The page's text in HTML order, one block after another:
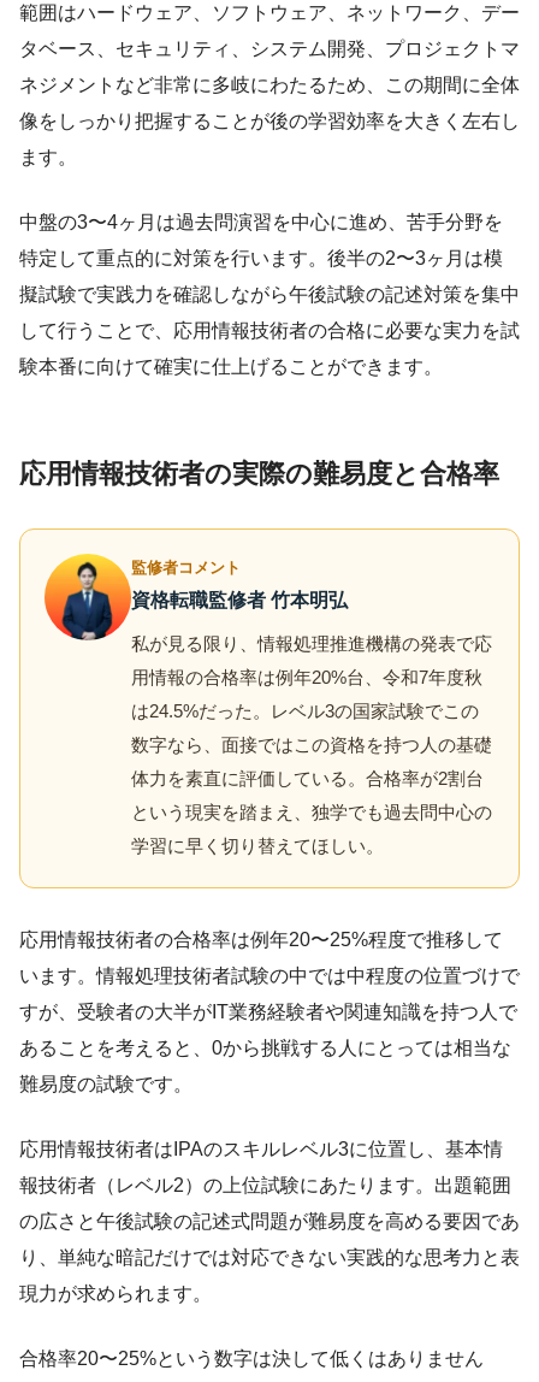
範囲はハードウェア、ソフトウェア、ネットワーク、デー
タベース、セキュリティ、システム開発、プロジェクトマ
ネジメントなど非常に多岐にわたるため、この期間に全体
像をしっかり把握することが後の学習効率を大きく左右し
ます。
中盤の3〜4ヶ月は過去問演習を中心に進め、苦手分野を
特定して重点的に対策を行います。後半の2〜3ヶ月は模
擬試験で実践力を確認しながら午後試験の記述対策を集中
して行うことで、応用情報技術者の合格に必要な実力を試
験本番に向けて確実に仕上げることができます。
応用情報技術者の実際の難易度と合格率
監修者コメント
資格転職監修者 竹本明弘
私が見る限り、情報処理推進機構の発表で応
用情報の合格率は例年20%台、令和7年度秋
は24.5%だった。レベル3の国家試験でこの
数字なら、面接ではこの資格を持つ人の基礎
体力を素直に評価している。合格率が2割台
という現実を踏まえ、独学でも過去問中心の
学習に早く切り替えてほしい。
応用情報技術者の合格率は例年20〜25%程度で推移して
います。情報処理技術者試験の中では中程度の位置づけで
すが、受験者の大半がIT業務経験者や関連知識を持つ人で
あることを考えると、0から挑戦する人にとっては相当な
難易度の試験です。
応用情報技術者はIPAのスキルレベル3に位置し、基本情
報技術者（レベル2）の上位試験にあたります。出題範囲
の広さと午後試験の記述式問題が難易度を高める要因であ
り、単純な暗記だけでは対応できない実践的な思考力と表
現力が求められます。
合格率20〜25%という数字は決して低くはありません